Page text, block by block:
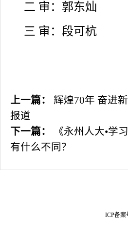
二 审：郭东灿
三 审：段可杭
上一篇：
辉煌70年 奋进
报道
下一篇：
《永州人大•学
有什么不同？
ICP备案